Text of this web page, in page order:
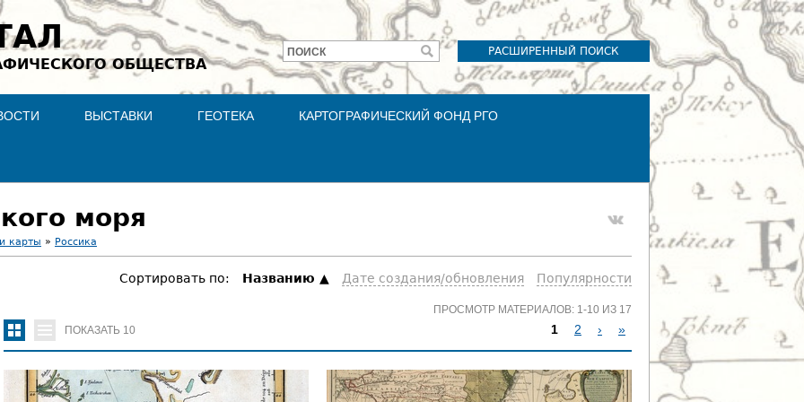
Jump to navigation
ОБЩЕСТВА
РАСШИРЕННЫЙ ПОИСК
Форма
поиска
ПОИСК
ВЫСТАВКИ ГЕОТЕКА КАРТОГРАФИЧЕСКИЙ ФОНД РГО
моря
карты » Россика
Сортировать по: Hазванию Дате создания/обновления Популярности
ПОКАЗАТЬ 10
ПРОСМОТР МАТЕРИАЛОВ: 1-10 ИЗ 17
С
Т
1 2 › »